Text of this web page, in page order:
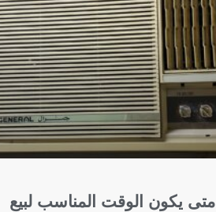
متى يكون الوقت المناسب لبيع